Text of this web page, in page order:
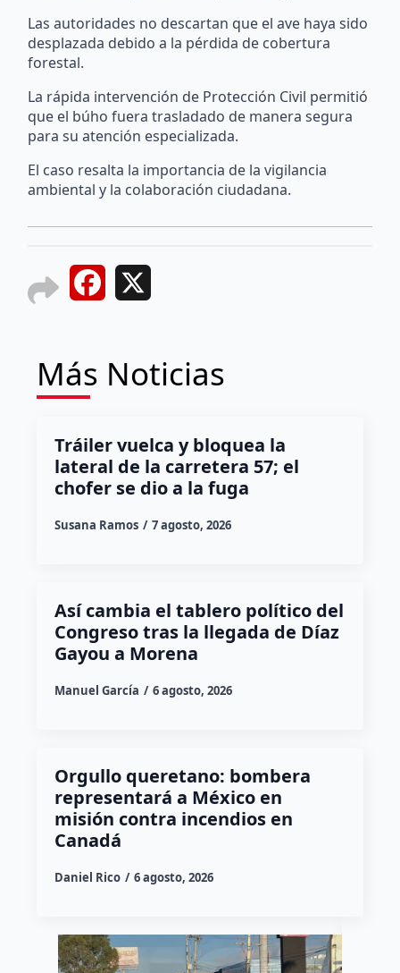
Las autoridades no descartan que el ave haya sido
desplazada debido a la pérdida de cobertura
forestal.
La rápida intervención de Protección Civil permitió
que el búho fuera trasladado de manera segura
para su atención especializada.
El caso resalta la importancia de la vigilancia
ambiental y la colaboración ciudadana.
Facebook
Más Noticias
Tráiler vuelca y bloquea la
lateral de la carretera 57; el
chofer se dio a la fuga
Susana Ramos 7 agosto, 2026
Así cambia el tablero político del
Congreso tras la llegada de Díaz
Gayou a Morena
Manuel García 6 agosto, 2026
Orgullo queretano: bombera
representará a México en
misión contra incendios en
Canadá
Daniel Rico 6 agosto, 2026